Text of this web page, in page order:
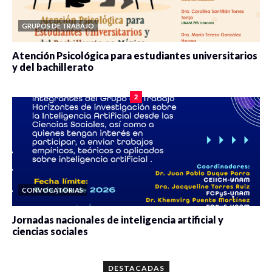
Departamento de Estudios Políticos y de Gobierno
GRUPOS DE TRABAJO
Atención Psicológica para estudiantes universitarios
y del bachillerato
2
CONVOCATORIAS
Jornadas nacionales de inteligencia artificial y
ciencias sociales
DESTACADAS